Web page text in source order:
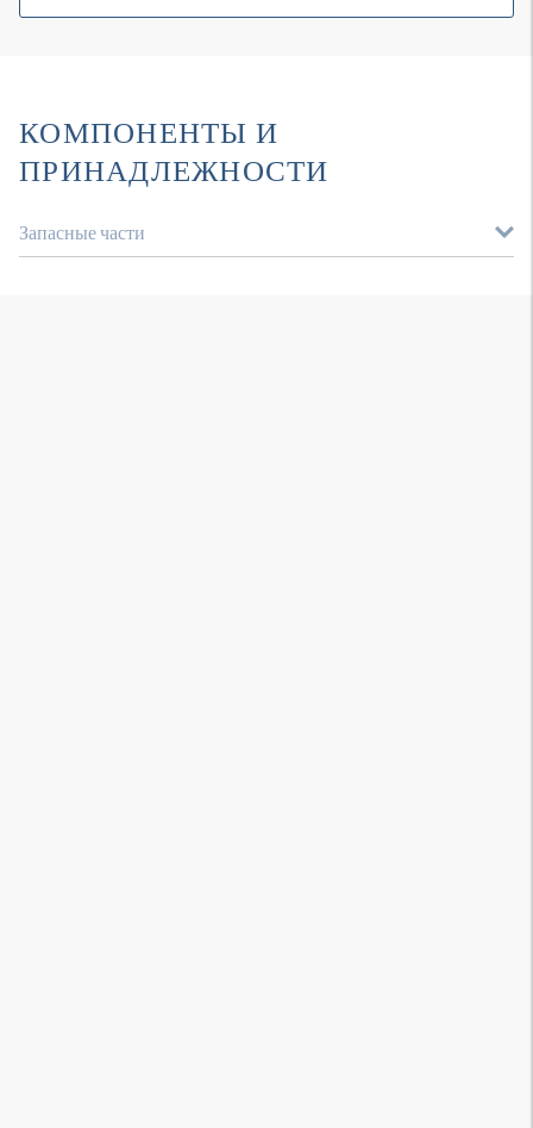
КОМПОНЕНТЫ И
ПРИНАДЛЕЖНОСТИ
Запасные части